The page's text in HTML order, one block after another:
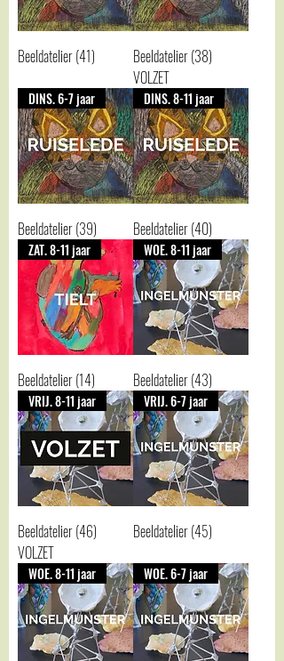
Beeldatelier (41)
Beeldatelier (38)
VOLZET
DINS. 6-7 jaar
Beeldatelier (39)
DINS. 8-11 jaar
Beeldatelier (40)
ZAT. 8-11 jaar
Beeldatelier (14)
WOE. 8-11 jaar
Beeldatelier (43)
VRIJ. 8-11 jaar
Beeldatelier (46)
VOLZET
VRIJ. 6-7 jaar
Beeldatelier (45)
WOE. 8-11 jaar WOE. 6-7 jaar